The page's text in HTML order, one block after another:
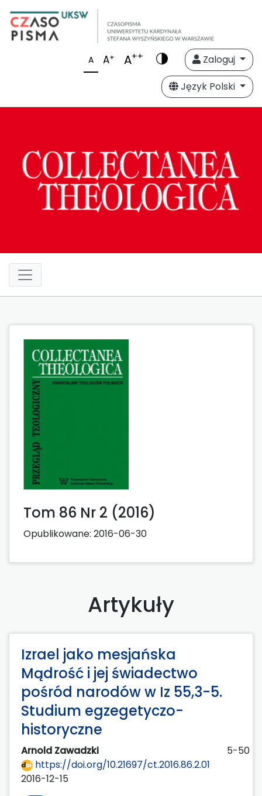
A A+ A++
Zaloguj
Język Polski
Tom 86 Nr 2 (2016)
Opublikowane: 2016-06-30
Artykuły
Izrael jako mesjańska
Mądrość i jej świadectwo
pośród narodów w Iz 55,3-5.
Studium egzegetyczo-
historyczne
Arnold Zawadzki
5-50
https://doi.org/10.21697/ct.2016.86.2.01
2016-12-15